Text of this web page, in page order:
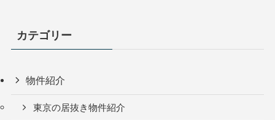
カテゴリー
物件紹介
東京の居抜き物件紹介